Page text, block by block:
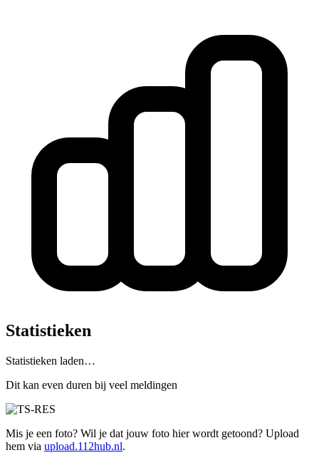
Statistieken
Statistieken laden…
Dit kan even duren bij veel meldingen
Mis je een foto? Wil je dat jouw foto hier wordt getoond? Upload
hem via upload.112hub.nl.